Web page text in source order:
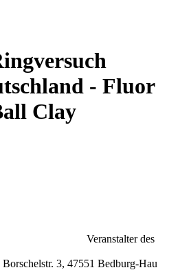
- Fluor
Clay
Veranstalter des
3, 47551 Bedburg-Hau